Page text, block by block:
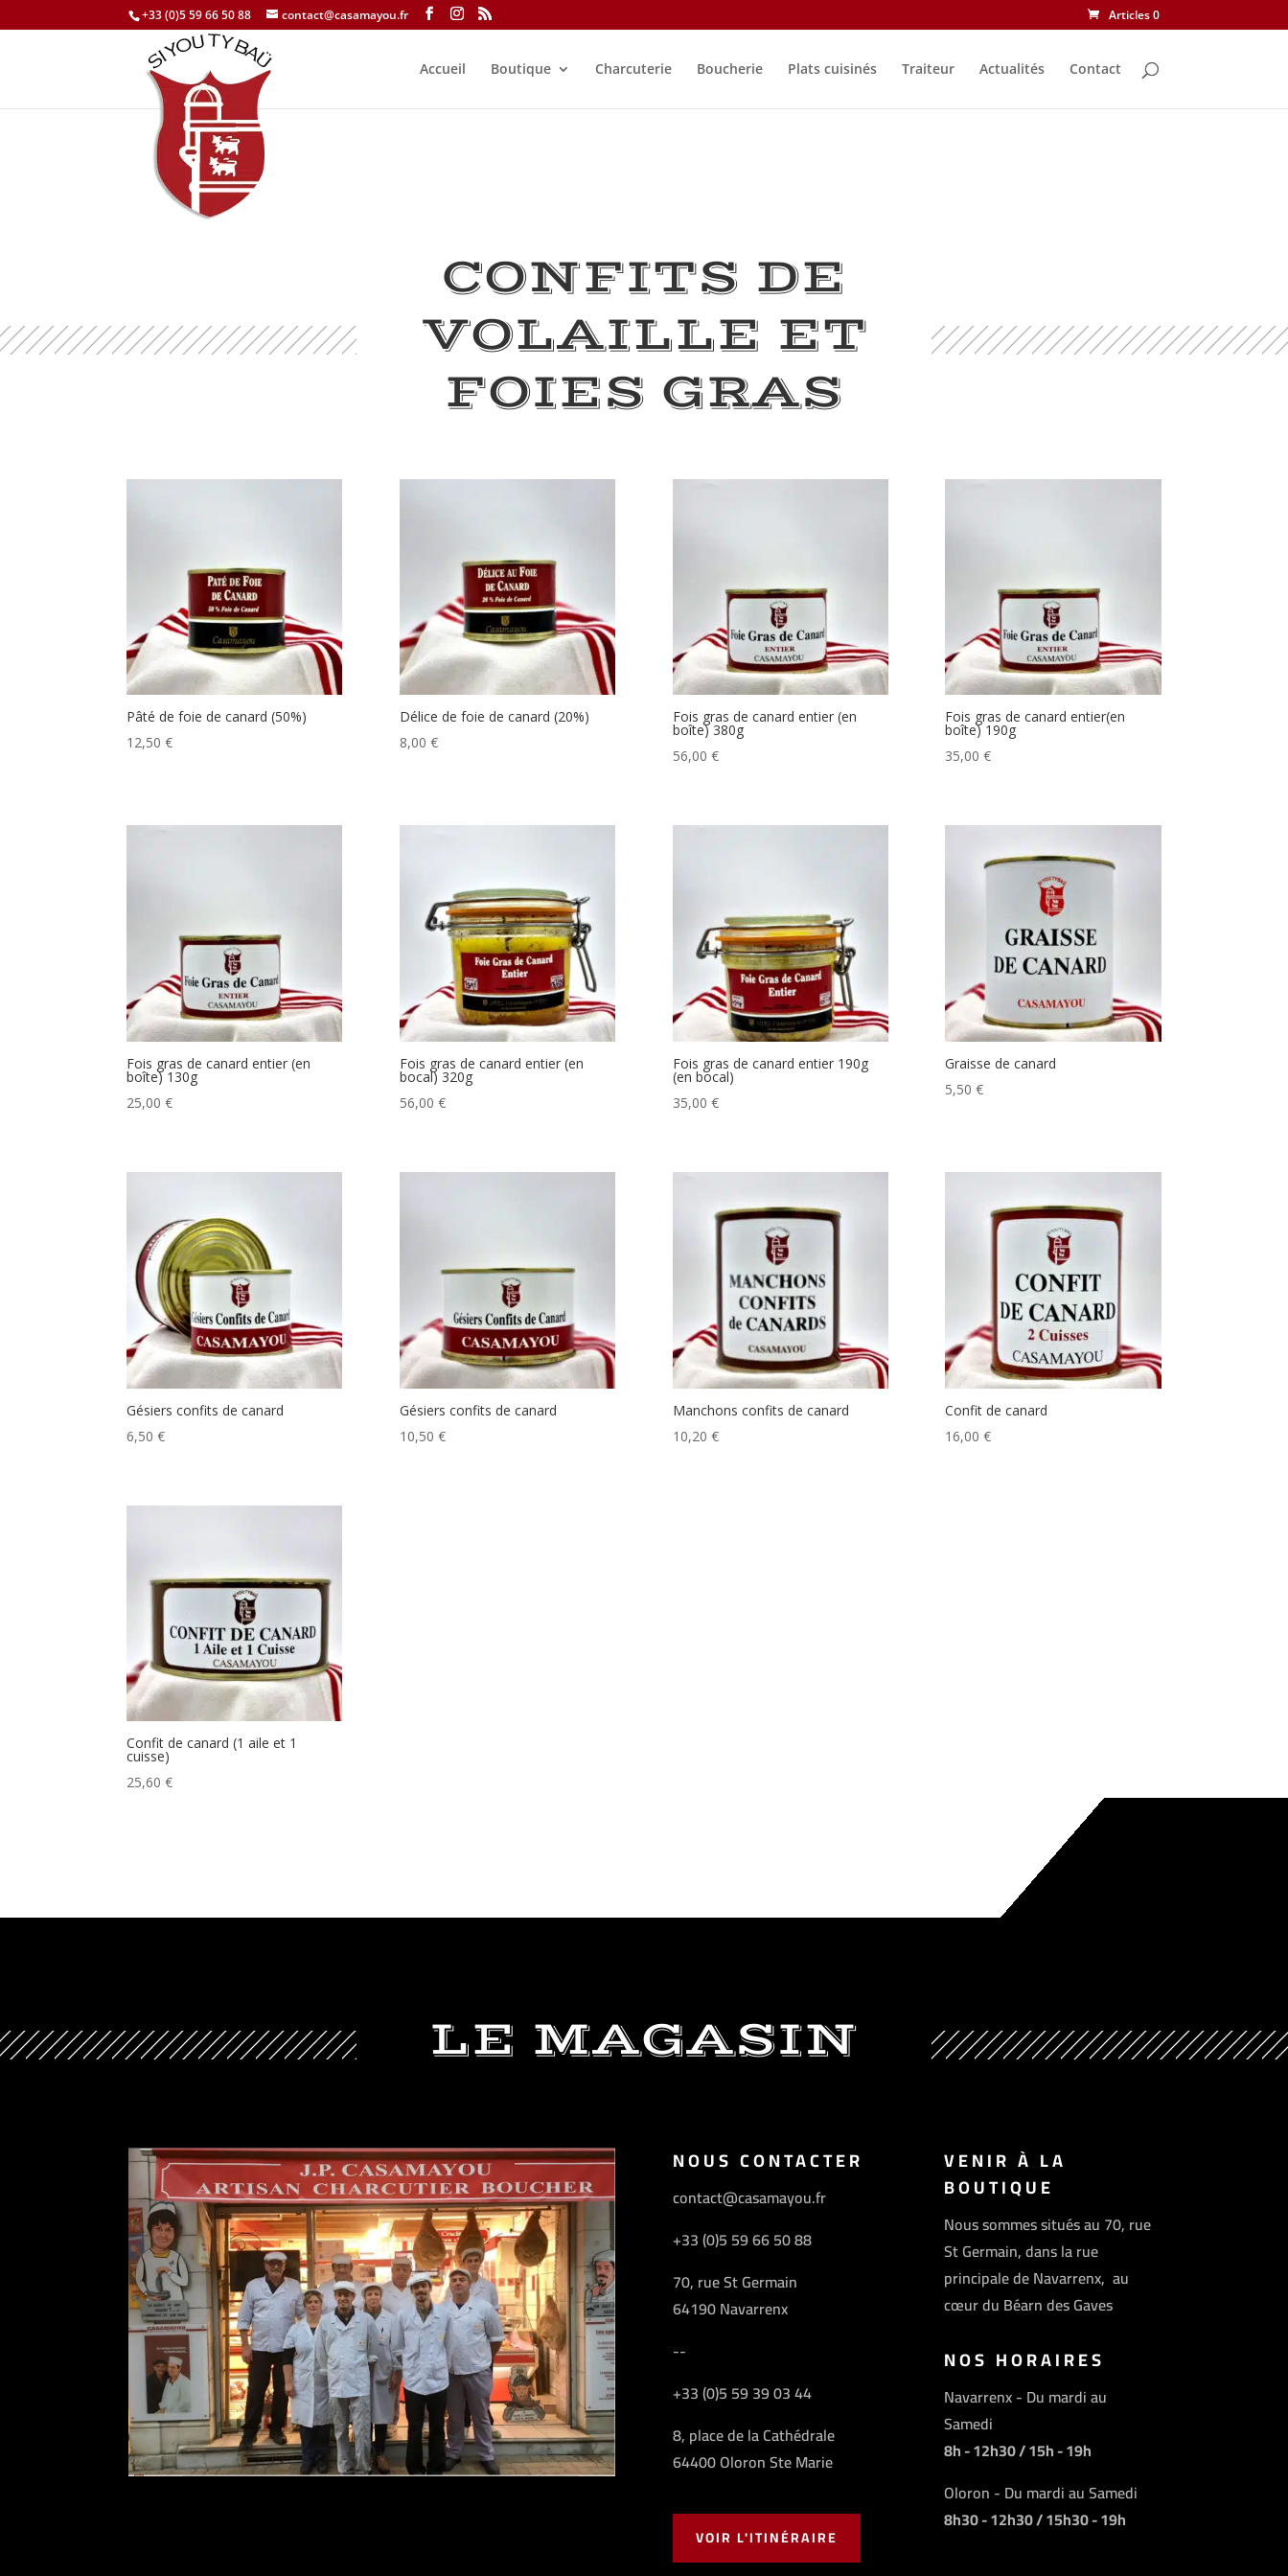
+33 (0)5 59 66 50 88 contact@casamayou.fr Articles 0
Accueil Boutique Charcuterie Boucherie Plats cuisinés Traiteur Actualités Contact
CONFITS DE
VOLAILLE ET
FOIES GRAS
Pâté de foie de canard (50%)
12,50 €
Délice de foie de canard (20%)
8,00 €
Fois gras de canard entier (en
boîte) 380g
56,00 €
Fois gras de canard entier(en
boîte) 190g
35,00€
Fois gras de canard entier (en
boîte) 130g
25,00 €
Fois gras de canard entier (en
bocal) 320g
56,00 €
Fois gras de canard entier 190g
(en bocal)
35,00 €
Graisse de canard
5,50€
Gésiers confits de canard
6,50 €
Gésiers confits de canard
10,50 €
Manchons confits de canard
10,20 €
Confit de canard
16,00€
Confit de canard (1 aile et 1
cuisse)
25,60 €
LE MAGASIN
NOUS CONTACTER
contact@casamayou.fr
+33 (0)5 59 66 50 88
70, rue St Germain
64190 Navarrenx
--
+33 (0)5 59 39 03 44
8, place de la Cathédrale
64400 Oloron Ste Marie
VOIR L'ITINÉRAIRE
VENIR À LA
BOUTIQUE
Nous sommes situés au 70, rue
St Germain, dans la rue
principale de Navarrenx, au
cœur du Béarn des Gaves
NOS HORAIRES
Navarrenx - Du mardi au
Samedi
8h - 12h30 / 15h - 19h
Oloron - Du mardi au Samedi
8h30 - 12h30 / 15h30 - 19h